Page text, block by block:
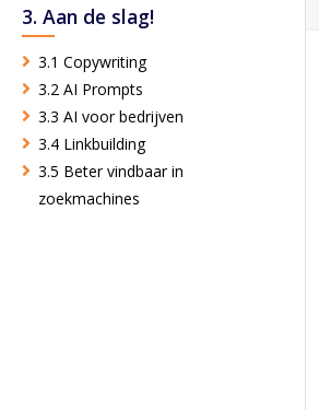
3. Aan de slag!
3.1 Copywriting
3.2 AI Prompts
3.3 AI voor bedrijven
3.4 Linkbuilding
3.5 Beter vindbaar in
zoekmachines